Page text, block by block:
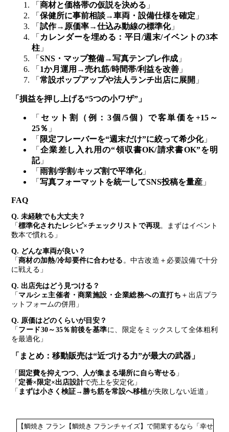
「 商材と価格帯の仮説を決める 」
「 保健所に事前相談→車両・設備仕様を確定 」
「 試作→原価率→仕込み動線の標準化」
「 カレンダーを埋める：平日/週末/イベントの3本
柱」
「 SNS・マップ整備→写真テンプレ作成」
「 1か月運用→売れ筋/時間帯/利益を改善」
「 常設ポップアップや法人ランチ出店に展開 」
「損益を押し上げる“5つの小ワザ”」
「 セット割（例：3個/5個）で客単価を+15～
25％ 」
「 限定フレーバーを“週末だけ”に絞って希少化」
「企業差し入れ用の“領収書OK/請求書OK”を明
記」
「 雨割/学割/キッズ割で平準化」
「 写真フォーマットを統一してSNS投稿を量産」
FAQ
Q. 未経験でも大丈夫？
「 標準化されたレシピ×チェックリストで再現。まずはイベント
数本で慣れる」
Q. どんな車両が良い？
「商材の加熱/冷却要件に合わせる 。中古改造＋必要設備で十分
に戦える」
Q. 出店先はどう見つける？
「 マルシェ主催者・商業施設・企業総務への直打ち ＋出店プラ
ットフォームの併用」
Q. 原価はどのくらいが目安？
「 フード30～35％前後を基準に、限定をミックスして全体粗利
を最適化」
「まとめ：移動販売は“近づける力”が最大の武器」
「 固定費を抑えつつ、人が集まる場所に自ら寄せる 」
「 定番×限定×出店設計で売上を安定化」
「 まずは小さく検証→勝ち筋を常設へ移植が失敗しない近道」
【鯛焼き フラン【鯛焼き フランチャイズ】で開業するなら「幸せ